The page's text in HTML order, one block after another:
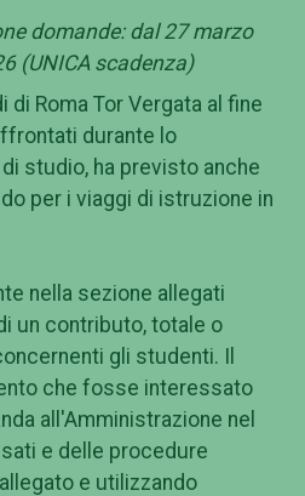
domande: dal 27 marzo
(UNICA scadenza)
di Roma Tor Vergata al fine
durante lo
studio, ha previsto anche
per i viaggi di istruzione in
nella sezione allegati
un contributo, totale o
gli studenti. Il
che fosse interessato
all'Amministrazione nel
e delle procedure
e utilizzando